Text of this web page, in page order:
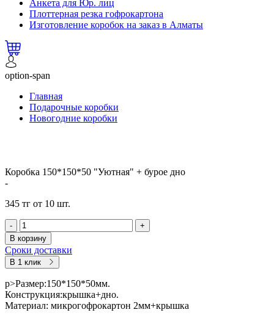
Анкета для Юр. лиц
Плоттерная резка гофрокартона
Изготовление коробок на заказ в Алматы
option-span
Главная
Подарочные коробки
Новогодние коробки
Коробка 150*150*50 "Уютная" + бурое дно
-
345 тг от 10 шт.
-
+
В корзину
Сроки доставки
В 1 клик
p>Размер:150*150*50мм.
Конструкция:крышка+дно.
Материал: микрогофрокартон 2мм+крышка